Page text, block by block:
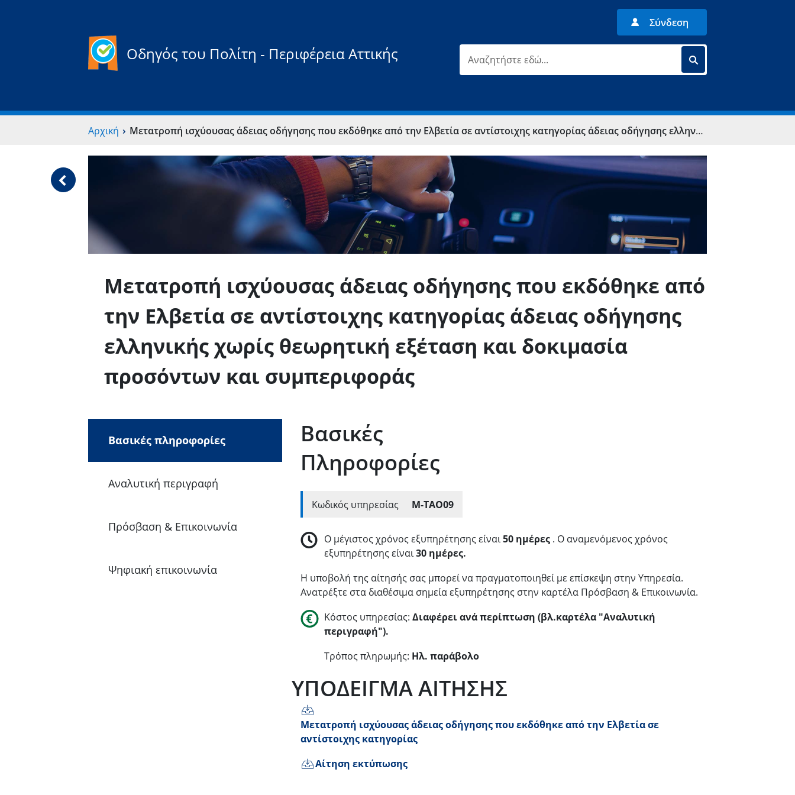
Σύνδεση
Οδηγός του Πολίτη - Περιφέρεια Αττικής
Αρχική › Μετατροπή ισχύουσας άδειας οδήγησης που εκδόθηκε από την Ελβετία σε αντίστοιχης κατηγορίας άδειας οδήγησης ελληνικής χωρίς θεωρητική εξέταση και δοκιμασία προσόντων και συμπεριφοράς
Μετατροπή ισχύουσας άδειας οδήγησης που εκδόθηκε από
την Ελβετία σε αντίστοιχης κατηγορίας άδειας οδήγησης
ελληνικής χωρίς θεωρητική εξέταση και δοκιμασία
προσόντων και συμπεριφοράς
Βασικές πληροφορίες
Αναλυτική περιγραφή
Πρόσβαση & Επικοινωνία
Ψηφιακή επικοινωνία
Βασικές
Πληροφορίες
Κωδικός υπηρεσίας Μ-ΤΑΟ09
Ο μέγιστος χρόνος εξυπηρέτησης είναι50 ημέρες . Ο αναμενόμενος χρόνος
εξυπηρέτησης είναι30 ημέρες.
Η υποβολή της αίτησής σας μπορεί να πραγματοποιηθεί με επίσκεψη στην Υπηρεσία.
Ανατρέξτε στα διαθέσιμα σημεία εξυπηρέτησης στην καρτέλα Πρόσβαση & Επικοινωνία.
Κόστος υπηρεσίας: Διαφέρει ανά περίπτωση (βλ.καρτέλα "Αναλυτική
περιγραφή").
Τρόπος πληρωμής: Ηλ. παράβολο
ΥΠΟΔΕΙΓΜΑ ΑΙΤΗΣΗΣ
Μετατροπή ισχύουσας άδειας οδήγησης που εκδόθηκε από την Ελβετία σε
αντίστοιχης κατηγορίας
Αίτηση εκτύπωσης